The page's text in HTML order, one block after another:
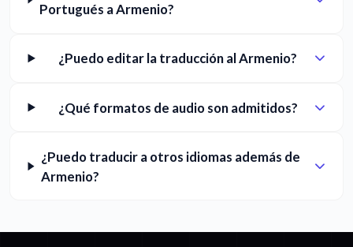
Portugués a Armenio?
¿Puedo editar la traducción al Armenio?
¿Qué formatos de audio son admitidos?
¿Puedo traducir a otros idiomas además de
Armenio?